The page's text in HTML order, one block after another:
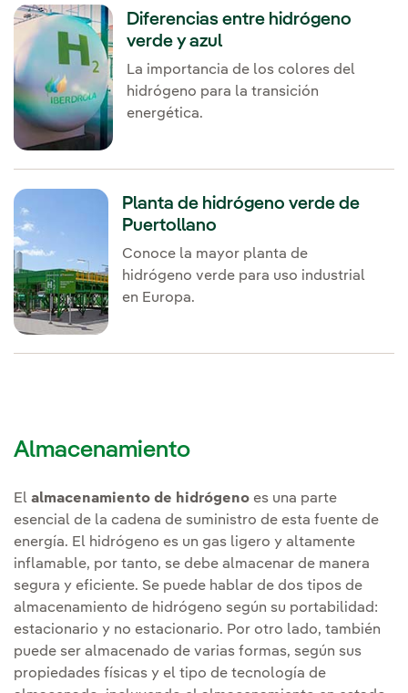
Diferencias entre hidrógeno
verde y azul
La importancia de los colores del
hidrógeno para la transición
energética.
Planta de hidrógeno verde de
Puertollano
Conoce la mayor planta de
hidrógeno verde para uso industrial
en Europa.
Almacenamiento
El almacenamiento de hidrógeno es una parte
esencial de la cadena de suministro de esta fuente de
energía. El hidrógeno es un gas ligero y altamente
inflamable, por tanto, se debe almacenar de manera
segura y eficiente. Se puede hablar de dos tipos de
almacenamiento de hidrógeno según su portabilidad:
estacionario y no estacionario. Por otro lado, también
puede ser almacenado de varias formas, según sus
propiedades físicas y el tipo de tecnología de